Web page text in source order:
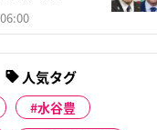
人気タグ
水谷豊